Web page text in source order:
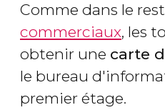
Comme dans le
commerciaux, les
obtenir une carte
le bureau
premier étage.